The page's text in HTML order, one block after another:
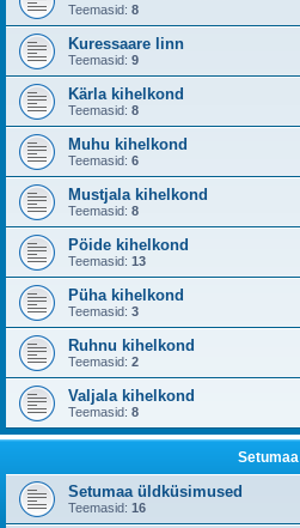
Teemasid: 8
Kuressaare linn
Teemasid: 9
Kärla kihelkond
Teemasid: 8
Muhu kihelkond
Teemasid: 6
Mustjala kihelkond
Teemasid: 8
Pöide kihelkond
Teemasid: 13
Püha kihelkond
Teemasid: 3
Ruhnu kihelkond
Teemasid: 2
Valjala kihelkond
Teemasid: 8
Setumaa
Setumaa üldküsimused
Teemasid: 16